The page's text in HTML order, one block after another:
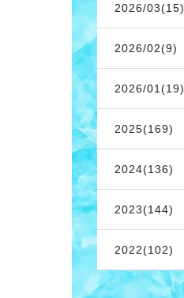
2026/03(15)
2026/02(9)
2026/01(19)
2025(169)
2024(136)
2023(144)
2022(102)